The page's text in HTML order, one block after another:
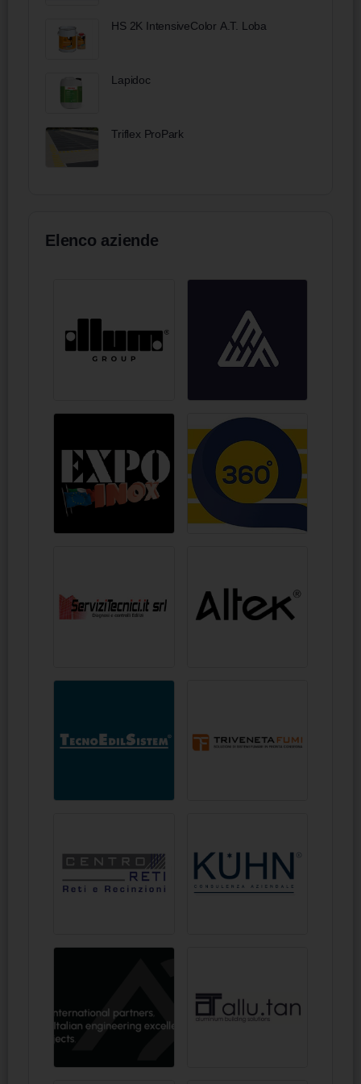
HS 2K IntensiveColor A.T. Loba
Lapidoc
Triflex ProPark
Elenco aziende